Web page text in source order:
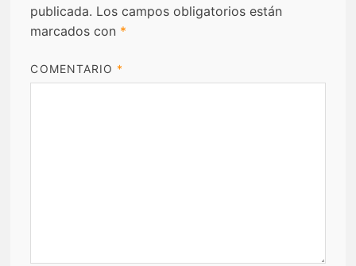
publicada. Los campos obligatorios están
marcados con *
COMENTARIO *